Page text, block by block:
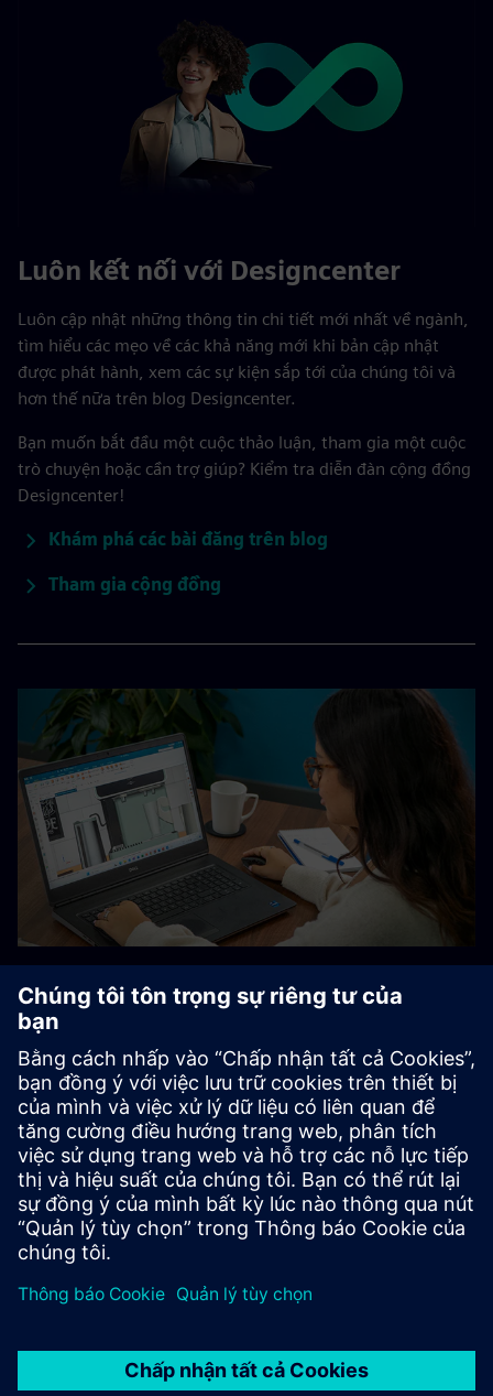
Luôn kết nối với Designcenter
Luôn cập nhật những thông tin chi tiết mới nhất về ngành,
tìm hiểu các mẹo về các khả năng mới khi bản cập nhật
được phát hành, xem các sự kiện sắp tới của chúng tôi và
hơn thế nữa trên blog Designcenter.
Bạn muốn bắt đầu một cuộc thảo luận, tham gia một cuộc
trò chuyện hoặc cần trợ giúp? Kiểm tra diễn đàn cộng đồng
Designcenter!
Khám phá các bài đăng trên blog
Tham gia cộng đồng
Khám phá các dịch vụ học thuật
Tìm hiểu thêm về các dịch vụ và tài nguyên học thuật của
Designcenter dành cho sinh viên, nhà giáo dục và tổ chức,
bao gồm Phiên bản dành cho sinh viên miễn phí.
Tài nguyên sinh viên Designcenter
Tài nguyên dành cho giáo viên Designcenter